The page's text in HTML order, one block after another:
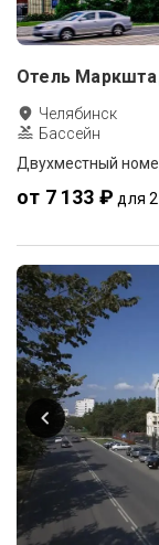
Отель
Челябинск
Бассейн
Двухместный
от 7 133 ₽ для